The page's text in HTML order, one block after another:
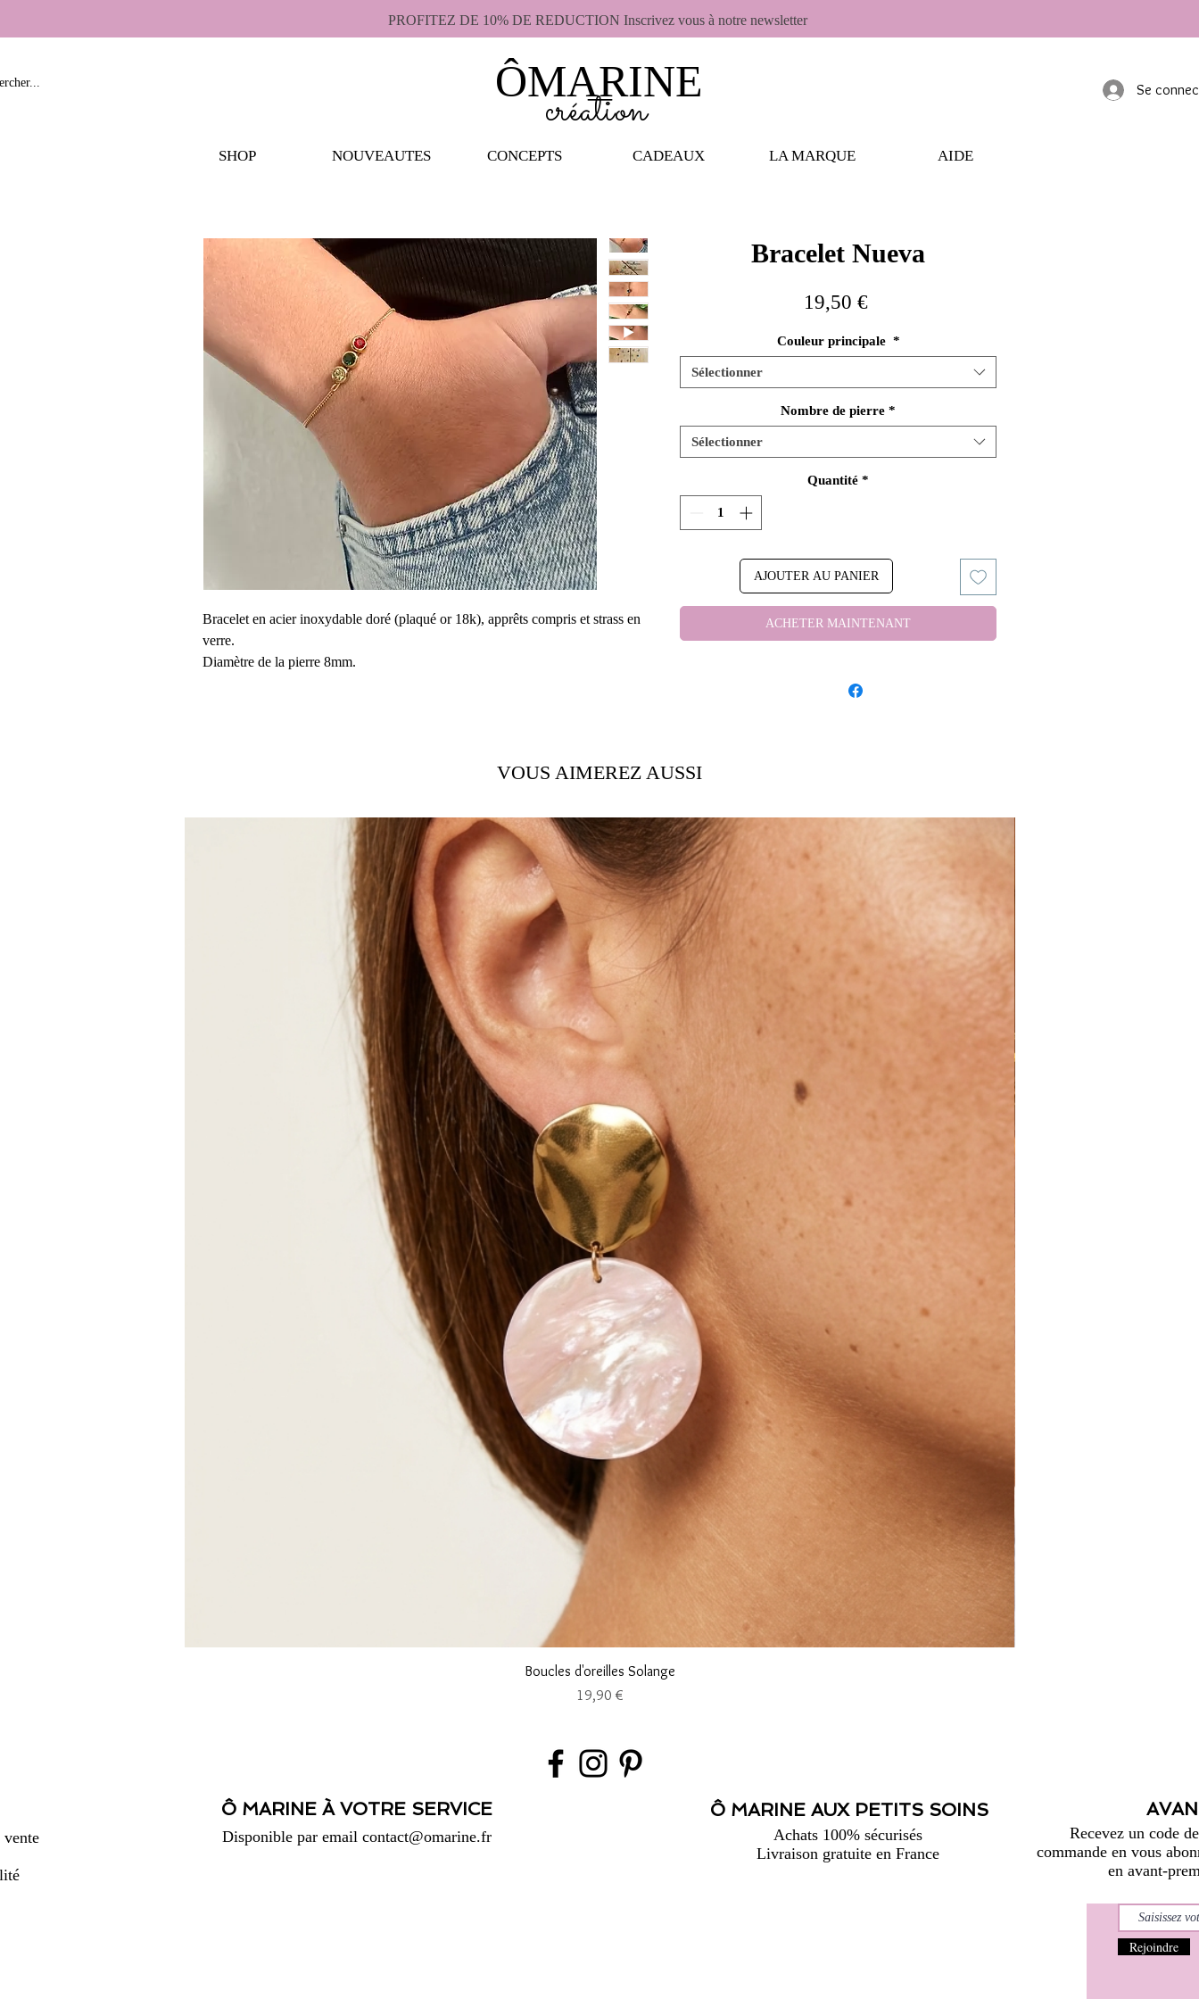
PROFITEZ DE 10% DE REDUCTION Inscrivez vous à notre newsletter
ÔMARINE
création Se
SHOP NOUVEAUTES CONCEPTS CADEAUX LA MARQUE AIDE
Bracelet en acier inoxydable doré (plaqué or 18k), apprêts compris et strass en
verre.
Diamètre de la pierre 8mm.
communiquer la mesure de votre choix). Me préciser lorsque celui ci doit être
Chaque couleur correspond à un mois de naissance. (Cf deuxième photo).
Le bracelet porté est le miens, réalisé avec les mois de naissances de ma fille,
Possibilité de choisir jusqu’à 4 pierres.
Pour plus, me contacter par message avant. Cela sera sûrement possible.
Me communiquer les mois choisi lors de votre commande ou par message.
Envoyé par une petite entreprise basée ici :
Matériaux : Acier, Inox, Or, Verre
Bracelet Nueva
19,50 €Prix
Couleur principale *
Sélectionner
Nombre de pierre *
Sélectionner
Quantité *
AJOUTER AU PANIER
ACHETER MAINTENANT
VOUS AIMEREZ AUSSI
Aperçu rapide
Boucles d'oreilles Solange
Prix
19,90 €
vente
Ô MARINE À VOTRE SERVICE
Disponible par email contact@omarine.fr
Ô MARINE AUX PETITS SOINS
Achats 100% sécurisés
Livraison gratuite en France
Recevez un code
commande en vous
en avant-
Rejoindre